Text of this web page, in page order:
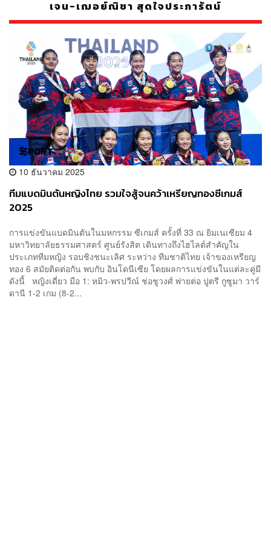
เจน-เฌอย์ณิชา สุดใจประภารัตน์
10 ธันวาคม 2025
ทีมแบดมินตันหญิงไทย รวมใจสู้จนคว้าเหรียญทองซีเกมส์
2025
การแข่งขันแบดมินตันในมหกรรม ซีเกมส์ ครั้งที่ 33 ณ ยิมเนเซียม 4
มหาวิทยาลัยธรรมศาสตร์ ศูนย์รังสิต เดินทางถึงไฮไลต์สำคัญใน
ประเภททีมหญิง รอบชิงชนะเลิศ ระหว่าง ทีมชาติไทย เจ้าของเหรียญ
ทอง 6 สมัยติดต่อกัน พบกับ อินโดนีเซีย โดยผลการแข่งขันในแต่ละคู่มี
ดังนี้ หญิงเดี่ยว มือ 1: หมิว-พรปวีณ์ ช่อชูวงศ์ พ่ายต่อ ปูตรี กูซูมา วาร์
ดานี 1-2 เกม (8-2...